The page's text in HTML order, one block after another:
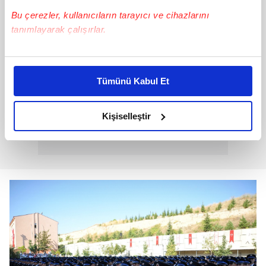
Bu çerezler, kullanıcıların tarayıcı ve cihazlarını
tanımlayarak çalışırlar.
Bu çerezlere izin vermeniz halinde sizlere özel
daha iyi reklam deneyimi yaşatabiliriz. Bunu yaparken
amacımızın size daha iyi bir reklam deneyimi sunmak
olduğunu ve sizlere en iyi içerikleri sunabilmek adına
elimizden gelen çabayı gösterdiğimizi ve bu noktada,
reklamların maliyetlerimizi karşılamak noktasında tek gelir
gösterilmeyecektir."
Sizlere daha iyi bir hizmet sunabilmek için İnternet
Sitemizde kendimize ve üçüncü kişilere ait çerezler
Tümünü Kabul Et
Kişiselleştir